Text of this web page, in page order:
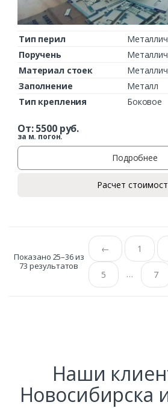
Тип перил
Поручень
Материал стоек
Заполнение
Металл
Тип крепления
Боковое
От:5500руб.
за м. погон.
Подробнее
Расчет
Показано 25–36 из
73 результатов
← 1
5 … 7
Наши
Новосибирска